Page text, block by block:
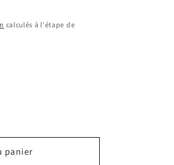
calculés à l'étape de
panier